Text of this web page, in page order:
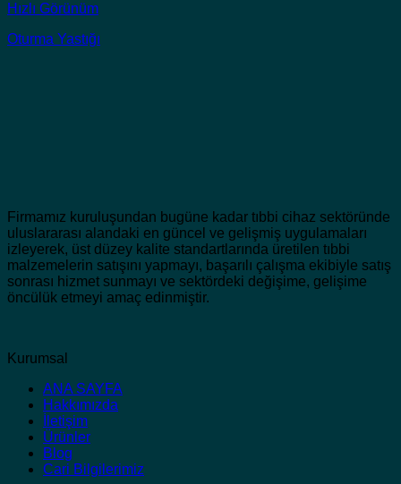
Hızlı Görünüm
Oturma Yastığı
Firmamız kuruluşundan bugüne kadar tıbbi cihaz sektöründe
uluslararası alandaki en güncel ve gelişmiş uygulamaları
izleyerek, üst düzey kalite standartlarında üretilen tıbbi
malzemelerin satışını yapmayı, başarılı çalışma ekibiyle satış
sonrası hizmet sunmayı ve sektördeki değişime, gelişime
öncülük etmeyi amaç edinmiştir.
Kurumsal
ANA SAYFA
Hakkımızda
İletişim
Ürünler
Blog
Cari Bilgilerimiz